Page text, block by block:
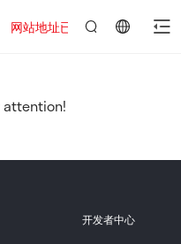
网站地址已迁移，欢迎访问
attention!
开发者中心